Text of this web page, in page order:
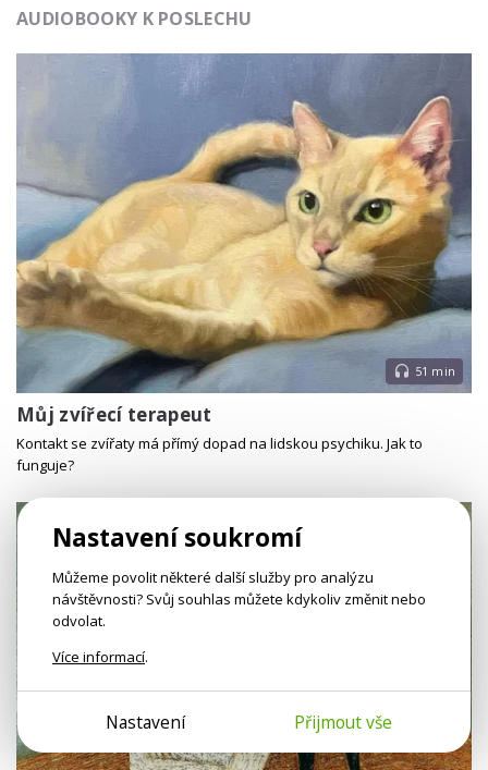
AUDIOBOOKY K POSLECHU
51 min
Můj zvířecí terapeut
Kontakt se zvířaty má přímý dopad na lidskou psychiku. Jak to
funguje?
Nastavení soukromí
Můžeme povolit některé další služby pro analýzu
návštěvnosti? Svůj souhlas můžete kdykoliv změnit nebo
odvolat.
Více informací.
Nastavení Přijmout vše